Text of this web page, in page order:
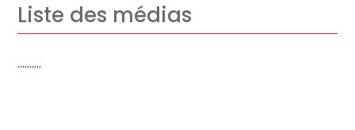
Liste des médias
,,,,,,,,,,